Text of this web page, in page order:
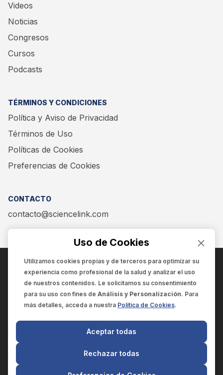
Videos
Noticias
Congresos
Cursos
Podcasts
TÉRMINOS Y CONDICIONES
Política y Aviso de Privacidad
Términos de Uso
Políticas de Cookies
Preferencias de Cookies
CONTACTO
contacto@sciencelink.com
ENCUÉNTRANOS EN:
SCIENCELINK
SCILINK COMUNICACIÓN CIENTÍFICA SC
El contenido y la información de este sitio web es exclusivo
Uso de Cookies
Utilizamos cookies propias y de terceros para optimizar su
experiencia como profesional de la salud y analizar el uso
de nuestros contenidos. Le solicitamos su consentimiento
para su uso con fines de Análisis y Personalización. Para
más detalles, acceda a nuestra Política de Cookies.
Rechazar todas
Aceptar todas